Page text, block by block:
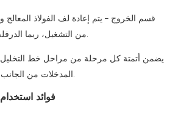
قسم الخروج – يتم إعادة لف الفولاذ المعالج
من التشغيل، ربما الدرفلة على البارد أو الجلفنة.
يضمن أتمتة كل مرحلة من مراحل خط التخليل
المدخلات من الجانب البشري والنتائج المتسقة.
فوائد